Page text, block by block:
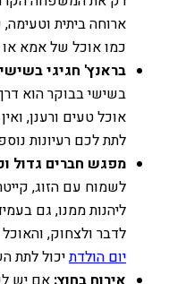
ארוחה ביתית
כמו אוכל של אמא
בראנץ' חגיגי
בשישי בבוקר הוא
אוכל טעים ורענן,
לתת לכם רעיונות
מפגש חברים גדול
לשמוח עם הזוג,
ליהנות ממנו, גם
לדבר ולצחוק,
יום הולדתיכול לתת